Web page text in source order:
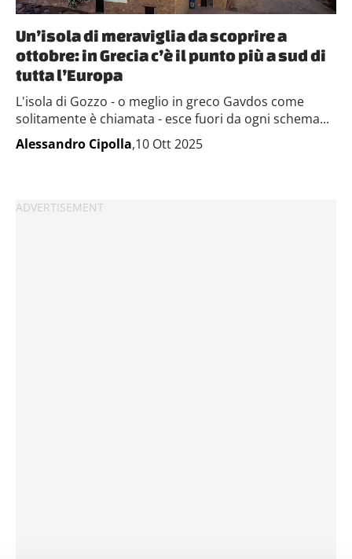
Un’isola di meraviglia da scoprire a
ottobre: in Grecia c’è il punto più a sud di
tutta l’Europa
L'isola di Gozzo - o meglio in greco Gavdos come
solitamente è chiamata - esce fuori da ogni schema...
Alessandro Cipolla,10 Ott 2025